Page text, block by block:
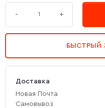
- +
БЫСТРЫЙ
Доставка
Новая Почта
Самовывоз